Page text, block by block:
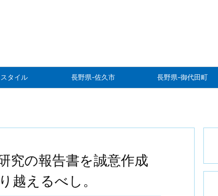
タイル 長野県-佐久市 長野県-御代田町
究の報告書を誠意作成
越えるべし。